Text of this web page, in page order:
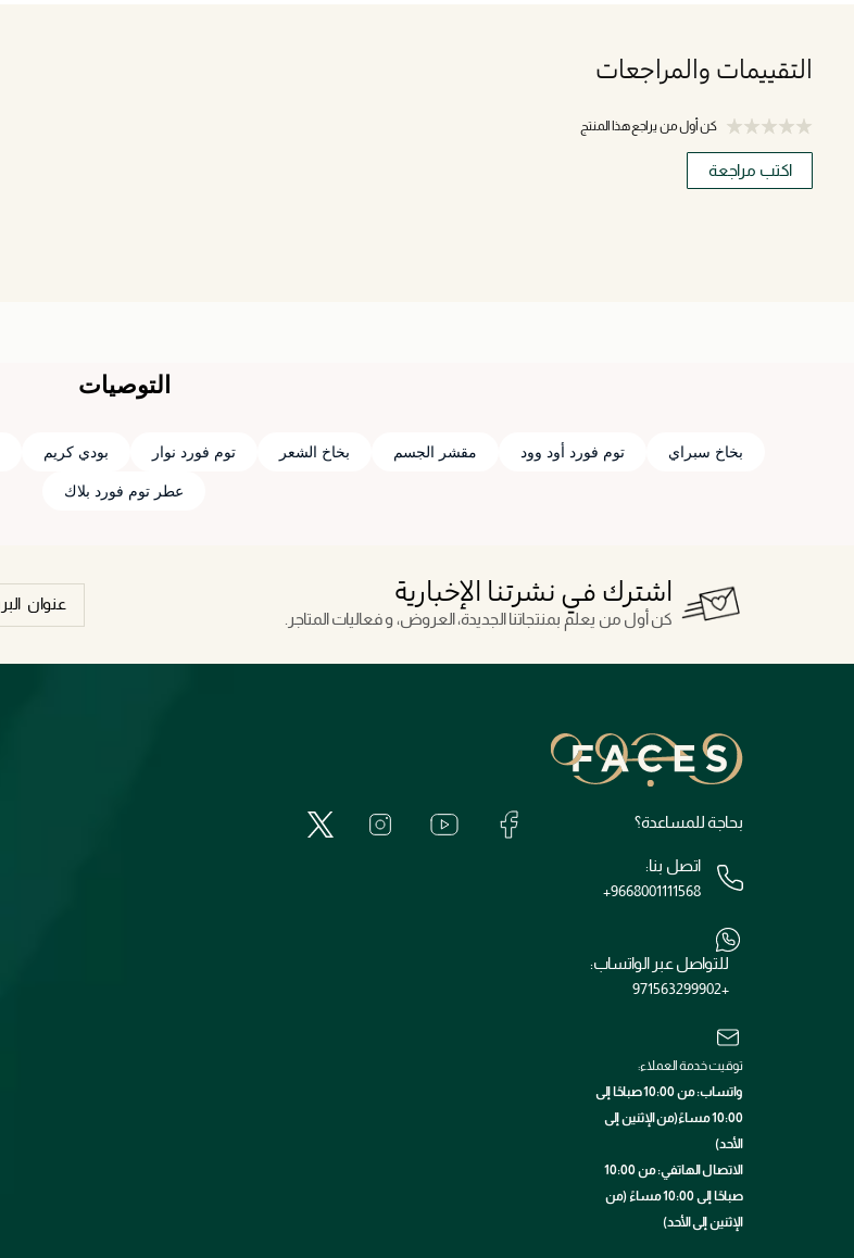
التقييمات والمراجعات
كن أول من يراجع هذا المنتج
اكتب مراجعة
التوصيات
بخاخ سبراي توم فورد أود وود مقشر الجسم بخاخ الشعر توم فورد نوار بودي كريم
عطر توم فورد بلاك
اشترك في نشرتنا الإخبارية
كن أول من يعلم بمنتجاتنا الجديدة، العروض، و فعاليات المتاجر.
بحاجة للمساعدة؟
اتصل بنا:
+9668001111568
للتواصل عبر الواتساب:
+971563299902
توقيت خدمة العملاء:
واتساب: من 10:00 صباحًا إلى
10:00 مساءً(من الإثنين إلى
الأحد)
الاتصال الهاتفي: من 10:00
صباحًا إلى 10:00 مساءً (من
الإثنين إلى الأحد)